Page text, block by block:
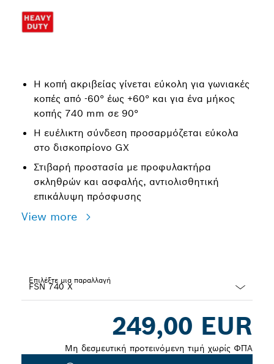
Η κοπή ακριβείας γίνεται εύκολη για γωνιακές
κοπές από -60° έως +60° και για ένα μήκος
κοπής 740 mm σε 90°
Η ευέλικτη σύνδεση προσαρμόζεται εύκολα
στο δισκοπρίονο GX
Στιβαρή προστασία με προφυλακτήρα
σκληθρών και ασφαλής, αντιολισθητική
επικάλυψη πρόσφυσης
View more
Επιλέξτε μια παραλλαγή
249,00 EUR
Μη δεσμευτική προτεινόμενη τιμή χωρίς ΦΠΑ